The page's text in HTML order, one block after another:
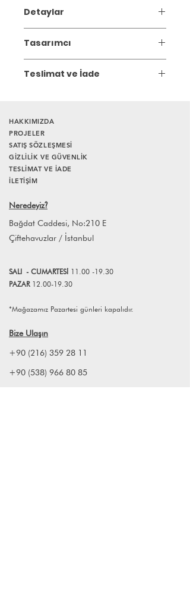
Detaylar
Boyut: Çap 21 cm, yükseklik 23 cm
Elle şekillendirme
*Dekoratif amaçlıdır.
Tasarımcı
2004 yılında Ayten Turanlı Pi Seramik
sürdürmektedir.
Teslimat ve İade
HAKKIMIZDA
PROJELER
SATIŞ SÖZLEŞMESİ
GİZLİLİK VE GÜVENLİK
TESLİMAT VE İADE
İLETİŞİM
Neredeyiz?
Bağdat Caddesi, No:210 E
Çiftehavuzlar / İstanbul
SALI - CUMARTESİ 11.00 -19.30
PAZAR 12.00-19.30
*Mağazamız Pazartesi günleri kapalıdır.
Bize Ulaşın
+90 (216) 359 28 11
+90 (538) 966 80 85